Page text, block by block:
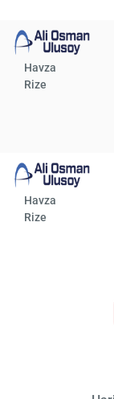
Havza
Rize
Havza
Rize